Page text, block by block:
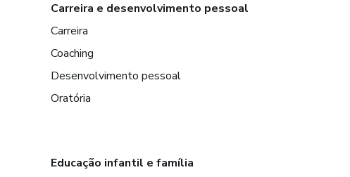
Carreira e desenvolvimento pessoal
Carreira
Coaching
Desenvolvimento pessoal
Oratória
Educação infantil e família